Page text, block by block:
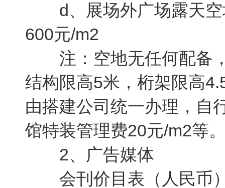
d、展场外广场露天空
600元/m2
注：空地无任何配备，
结构限高5米，桁架限高
由搭建公司统一办理，自
馆特装管理费20元/m2等
2、广告媒体
会刊价目表（人民币